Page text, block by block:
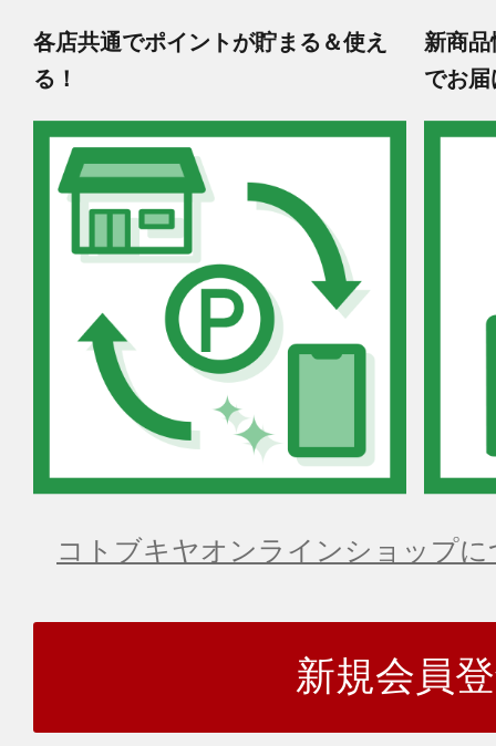
各店共通でポイントが貯まる＆使え
る！
新商
でお届
コトブキヤオンラインショップ